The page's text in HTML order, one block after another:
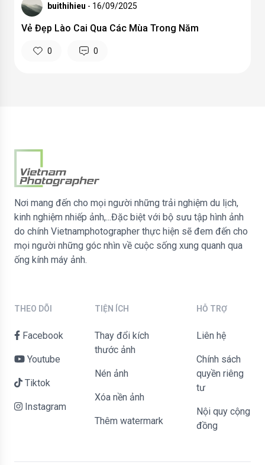
buithihieu - 16/09/2025
Vẻ Đẹp Lào Cai Qua Các Mùa Trong Năm
0 0
Nơi mang đến cho mọi người những trải nghiệm du lịch,
kinh nghiệm nhiếp ảnh,...Đặc biệt với bộ sưu tập hình ảnh
do chính Vietnamphotographer thực hiện sẽ đem đến cho
mọi người những góc nhìn về cuộc sống xung quanh qua
ống kính máy ảnh.
THEO DÕI
Facebook
Youtube
Tiktok
Instagram
TIỆN ÍCH
Thay đổi kích
thước ảnh
Nén ảnh
Xóa nền ảnh
Thêm watermark
HỖ TRỢ
liên hệ
Chính sách
quyền riêng
tư
Nội quy cộng
đồng